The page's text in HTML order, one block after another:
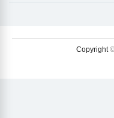
Copyright©